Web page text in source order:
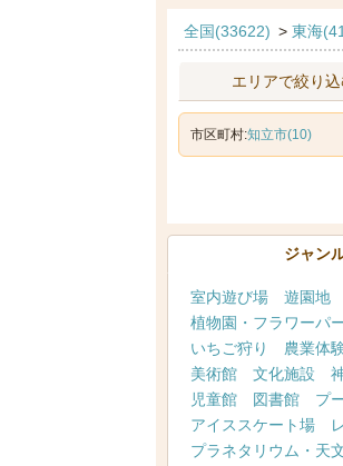
全国(33622) > 東海
エリアで絞り
市区町村:知立市(10)
ジャン
室内遊び場 遊園地
植物園・フラワーパ
いちご狩り
農業体
美術館
文化施設
児童館
図書館 プ
アイススケート場
プラネタリウム・天